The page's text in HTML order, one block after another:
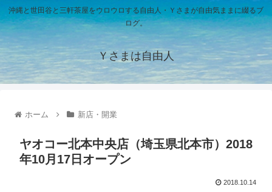
沖縄と世田谷と三軒茶屋をウロウロする自由人・Ｙさまが自由気ままに綴るブ
ログ。
Ｙさまは自由人
ホーム 新店・開業
ヤオコー北本中央店（埼玉県北本市）2018
年10月17日オープン
2018.10.14